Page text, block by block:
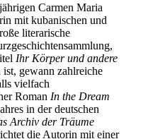
Carmen Maria
mit kubanischen und
literarische
Ihr Körper und andere
gewann zahlreiche
vielfach
Roman In the Dream
in der deutschen
Archiv der Träume
die Autorin mit einer